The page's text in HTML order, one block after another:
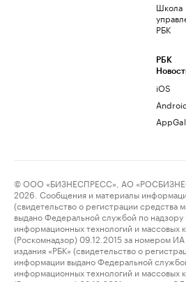
Школа
РБК
РБК
iOS
© ООО «БИЗНЕСПРЕСС», АО
2026. Сообщения и материалы
(свидетельство о регистрации средства
выдано Федеральной службой по надзору
информационных технологий и массовых
(Роскомнадзор) 09.12.2015 за номером
издания «РБК» (свидетельство о
информации выдано Федеральной
информационных технологий и массовых